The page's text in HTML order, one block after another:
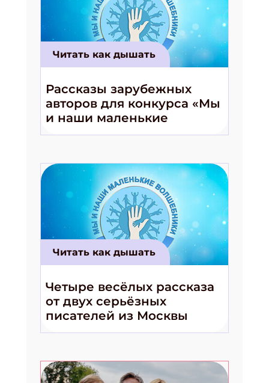
Читать как дышать
Рассказы зарубежных
авторов для конкурса «Мы
и наши маленькие
волшебники!»
Читать как дышать
Четыре весёлых рассказа
от двух серьёзных
писателей из Москвы